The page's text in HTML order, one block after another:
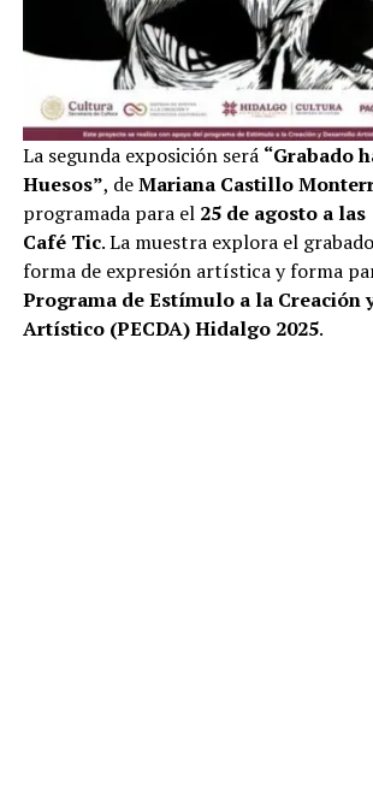
La segunda exposición será “Grabado
Huesos”, deMariana Castillo
programada para el 25 de agosto a las
Café Tic. La muestra explora el
forma de expresión artística y forma
Programa de Estímulo a la Creación
Artístico (PECDA) Hidalgo 2025.